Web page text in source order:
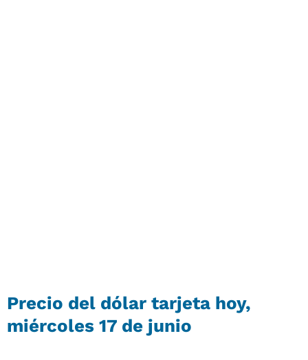
Precio del dólar tarjeta hoy,
miércoles 17 de junio